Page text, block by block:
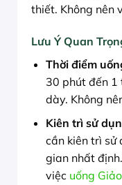
thiết. Không nên
Lưu Ý Quan
Thời điểm
30 phút đến 1
dày. Không
Kiên trì sử
cần kiên trì sử
gian nhất
việc uống